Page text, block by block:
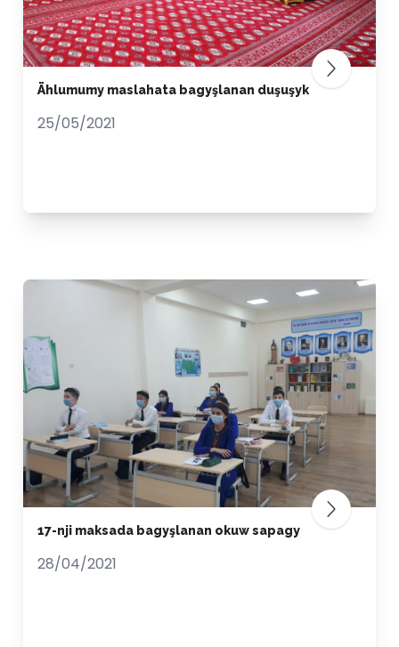
Ählumumy maslahata bagyşlanan duşuşyk
25/05/2021
17-nji maksada bagyşlanan okuw sapagy
28/04/2021